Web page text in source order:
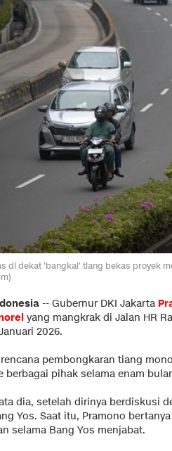
di dekat 'bangkai' tiang bekas proyek
-- Gubernur DKI Jakarta
l yang mangkrak di Jalan HR
2026.
pembongkaran tiang
pihak selama enam
dia, setelah dirinya berdiskusi
Yos. Saat itu, Pramono
selama Bang Yos menjabat.